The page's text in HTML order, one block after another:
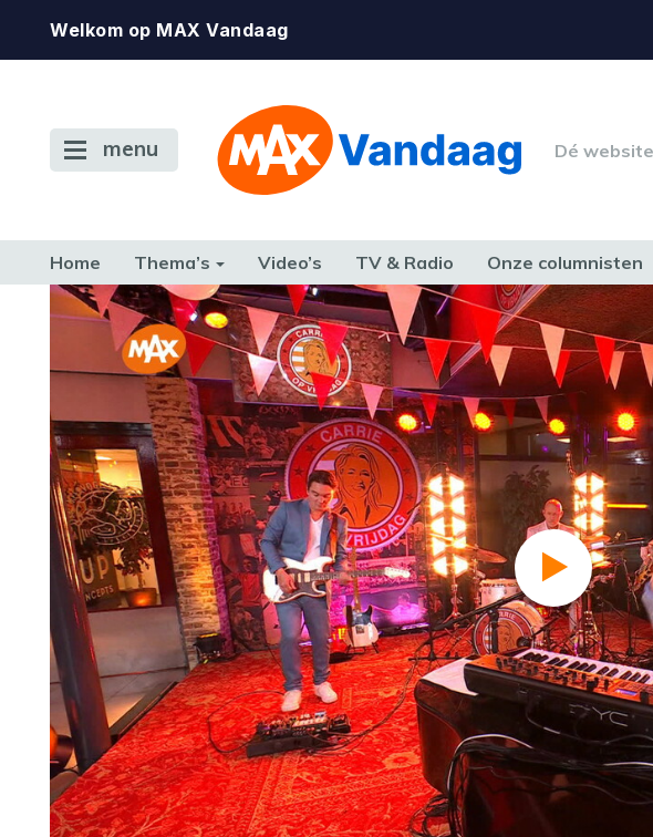
Welkom op MAX Vandaag
menu Dé
Home Thema’s Video’s TV & Radio Onze columnisten
CONSUMENT ETEN & DRINKEN FAMILIE & RELATIE GELD, WERK & RECHT
TERUG NAAR TOEN